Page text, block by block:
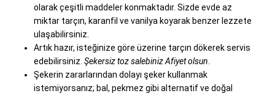
olarak çeşitli maddeler konmaktadır. Sizde evde az
miktar tarçın, karanfil ve vanilya koyarak benzer lezzete
ulaşabilirsiniz.
Artık hazır, isteğinize göre üzerine tarçın dökerek servis
edebilirsiniz. Şekersiz toz salebiniz Afiyet olsun.
Şekerin zararlarından dolayı şeker kullanmak
istemiyorsanız; bal, pekmez gibi alternatif ve doğal